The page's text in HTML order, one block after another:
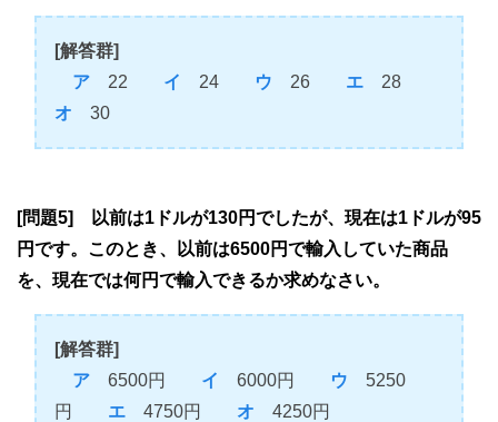
[解答群]
ア 22 イ 24 ウ 26 エ 28
オ 30
[問題5] 以前は1ドルが130円でしたが、現在は1ドルが95
円です。このとき、以前は6500円で輸入していた商品
を、現在では何円で輸入できるか求めなさい。
[解答群]
ア 6500円 イ 6000円 ウ 5250
円 エ 4750円 オ 4250円